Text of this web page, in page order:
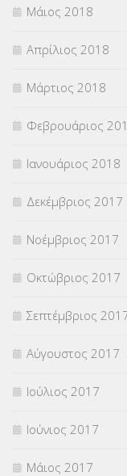
Μάιος 2018
Απρίλιος 2018
Μάρτιος 2018
Φεβρουάριος
Ιανουάριος 2018
Δεκέμβριος 2017
Νοέμβριος 2017
Οκτώβριος 2017
Σεπτέμβριος
Αύγουστος 2017
Ιούλιος 2017
Ιούνιος 2017
Μάιος 2017